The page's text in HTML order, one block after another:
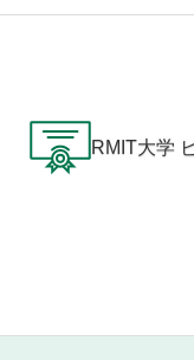
RMIT大学